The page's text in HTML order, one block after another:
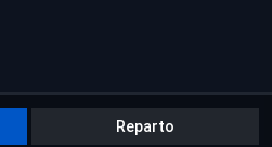
Reparto